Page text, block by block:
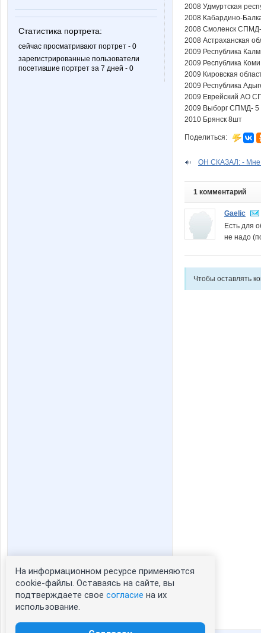
Статистика портрета:
сейчас просматривают портрет - 0
зарегистрированные пользователи
посетившие портрет за 7 дней - 0
2008 Удмуртская
2008 Кабардино-
2008 Смоленск
2008 Астраханская
2009 Республика
2009 Республика
2009 Кировская
2009 Республика
2009 Еврейский АО
2009 Выборг СПМД- 5
2010 Брянск 8шт
Поделиться:
ОН СКАЗАЛ: - Мне
1 комментарий
Gaelic
Есть для
не надо
Чтобы оставлять
На информационном ресурсе применяются
cookie-файлы. Оставаясь на сайте, вы
подтверждаете свое согласие на их
использование.